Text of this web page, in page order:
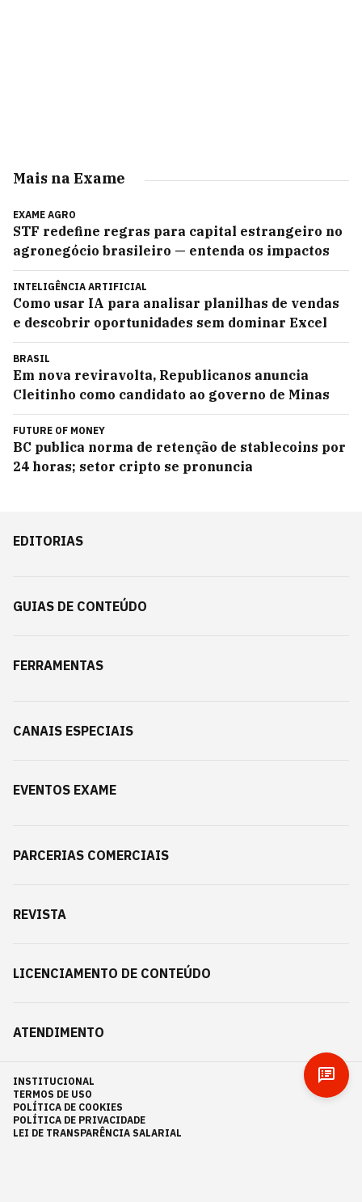
Mais na Exame
EXAME AGRO
STF redefine regras para capital estrangeiro no
agronegócio brasileiro — entenda os impactos
INTELIGÊNCIA ARTIFICIAL
Como usar IA para analisar planilhas de vendas
e descobrir oportunidades sem dominar Excel
BRASIL
Em nova reviravolta, Republicanos anuncia
Cleitinho como candidato ao governo de Minas
FUTURE OF MONEY
BC publica norma de retenção de stablecoins por
24 horas; setor cripto se pronuncia
EDITORIAS
GUIAS DE CONTEÚDO
FERRAMENTAS
CANAIS ESPECIAIS
EVENTOS EXAME
PARCERIAS COMERCIAIS
REVISTA
LICENCIAMENTO DE CONTEÚDO
ATENDIMENTO
INSTITUCIONAL
TERMOS DE USO
POLÍTICA DE COOKIES
POLÍTICA DE PRIVACIDADE
LEI DE TRANSPARÊNCIA SALARIAL